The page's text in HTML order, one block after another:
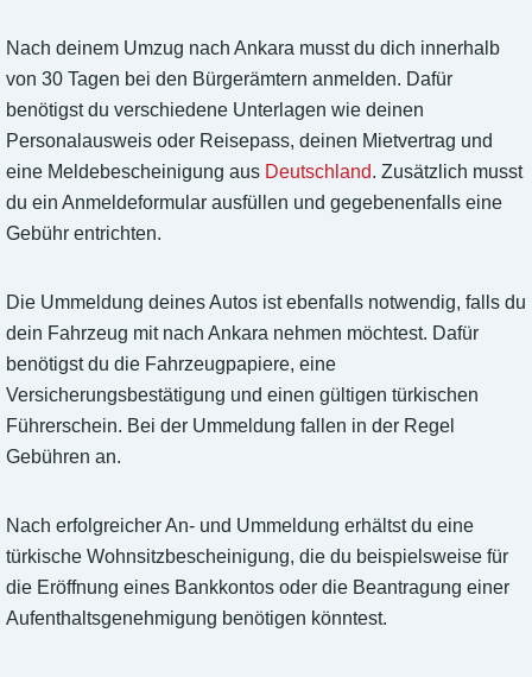
Nach deinem Umzug nach Ankara musst du dich innerhalb
von 30 Tagen bei den Bürgerämtern anmelden. Dafür
benötigst du verschiedene Unterlagen wie deinen
Personalausweis oder Reisepass, deinen Mietvertrag und
eine Meldebescheinigung aus Deutschland. Zusätzlich musst
du ein Anmeldeformular ausfüllen und gegebenenfalls eine
Gebühr entrichten.
Die Ummeldung deines Autos ist ebenfalls notwendig, falls du
dein Fahrzeug mit nach Ankara nehmen möchtest. Dafür
benötigst du die Fahrzeugpapiere, eine
Versicherungsbestätigung und einen gültigen türkischen
Führerschein. Bei der Ummeldung fallen in der Regel
Gebühren an.
Nach erfolgreicher An- und Ummeldung erhältst du eine
türkische Wohnsitzbescheinigung, die du beispielsweise für
die Eröffnung eines Bankkontos oder die Beantragung einer
Aufenthaltsgenehmigung benötigen könntest.